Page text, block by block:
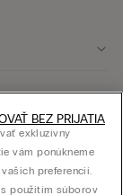
exkluzívny
vám ponúkneme
preferencií.
použitím súborov
BEZ PRIJATIA